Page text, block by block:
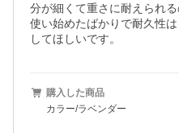
分が細くて重さに耐えられ
使い始めたばかりで耐久性
してほしいです。
購入した商品
カラー/ラベンダー